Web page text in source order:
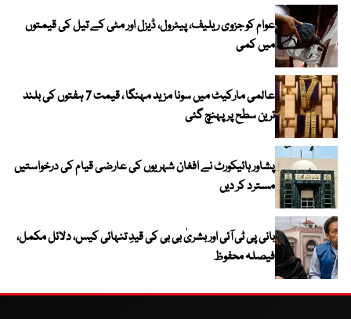
عوام کو جزوی ریلیف، پیٹرول، ڈیزل اور مٹی کے تیل کی قیمتوں
میں کمی
عالمی مارکیٹ میں سونا مزید مہنگا ، قیمت 7 ہفتوں کی بلند
ترین سطح پر پہنچ گئی
پشاور ہائیکورٹ نے افغان شہریوں کی عارضی قیام کی درخواستیں
مسترد کر دیں
بانی پی ٹی آئی اور بشریٰ بی بی کی قیدِ تنہائی کیس، دلائل مکمل،
فیصلہ محفوظ